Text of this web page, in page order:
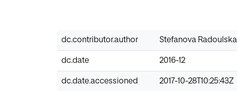
dc.contributor.author Stefanova
dc.date 2016-12
dc.date.accessioned 2017-10-28T10:25:43Z